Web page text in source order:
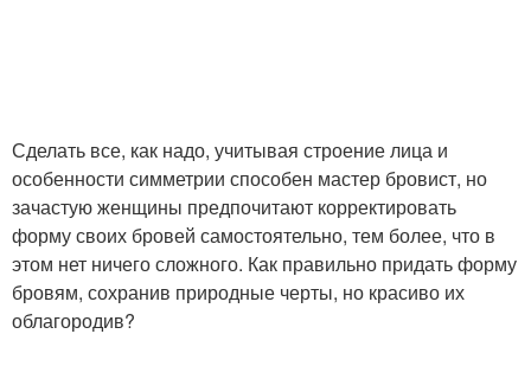
Сделать все, как надо, учитывая строение лица и
особенности симметрии способен мастер бровист, но
зачастую женщины предпочитают корректировать
форму своих бровей самостоятельно, тем более, что в
этом нет ничего сложного. Как правильно придать форму
бровям, сохранив природные черты, но красиво их
облагородив?